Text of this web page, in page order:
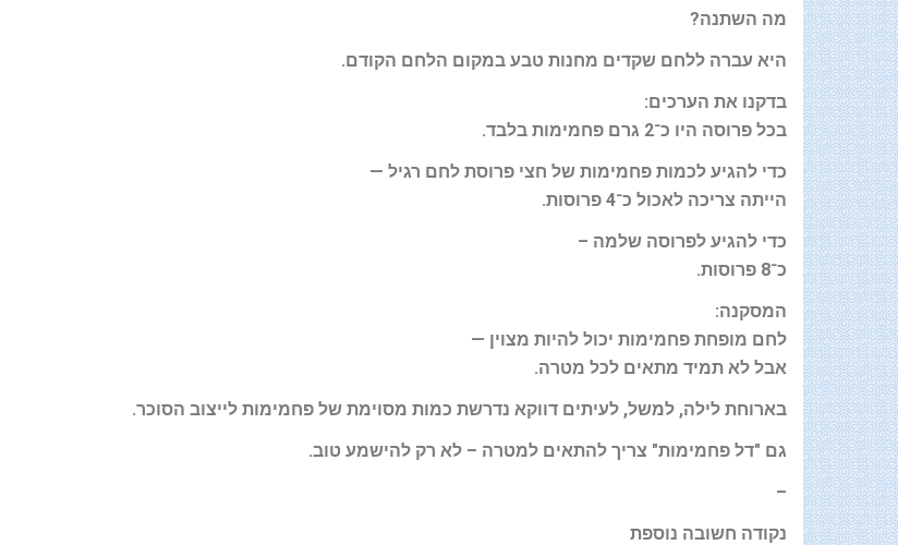
מה השתנה?
היא עברה ללחם שקדים מחנות טבע במקום הלחם הקודם.
בדקנו את הערכים:
בכל פרוסה היו כ־2 גרם פחמימות בלבד
.
כדי להגיע לכמות פחמימות של חצי פרוסת לחם רגיל —
הייתה צריכה לאכול כ־4 פרוסות
.
כדי להגיע לפרוסה שלמה –
כ־8 פרוסות
.
המסקנה:
לחם מופחת פחמימות יכול להיות מצוין —
אבל לא תמיד מתאים לכל מטרה.
בארוחת לילה, למשל, לעיתים דווקא נדרשת כמות מסוימת של פחמימות לייצוב הסוכר.
גם "דל פחמימות" צריך להתאים למטרה – לא רק להישמע טוב.
–
נקודה חשובה נוספת